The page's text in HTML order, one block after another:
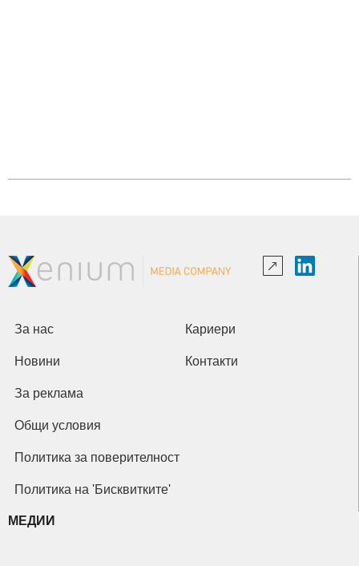
За нас Кариери
Новини Контакти
За реклама
Общи условия
Политика за поверителност
Политика на 'Бисквитките'
МЕДИИ